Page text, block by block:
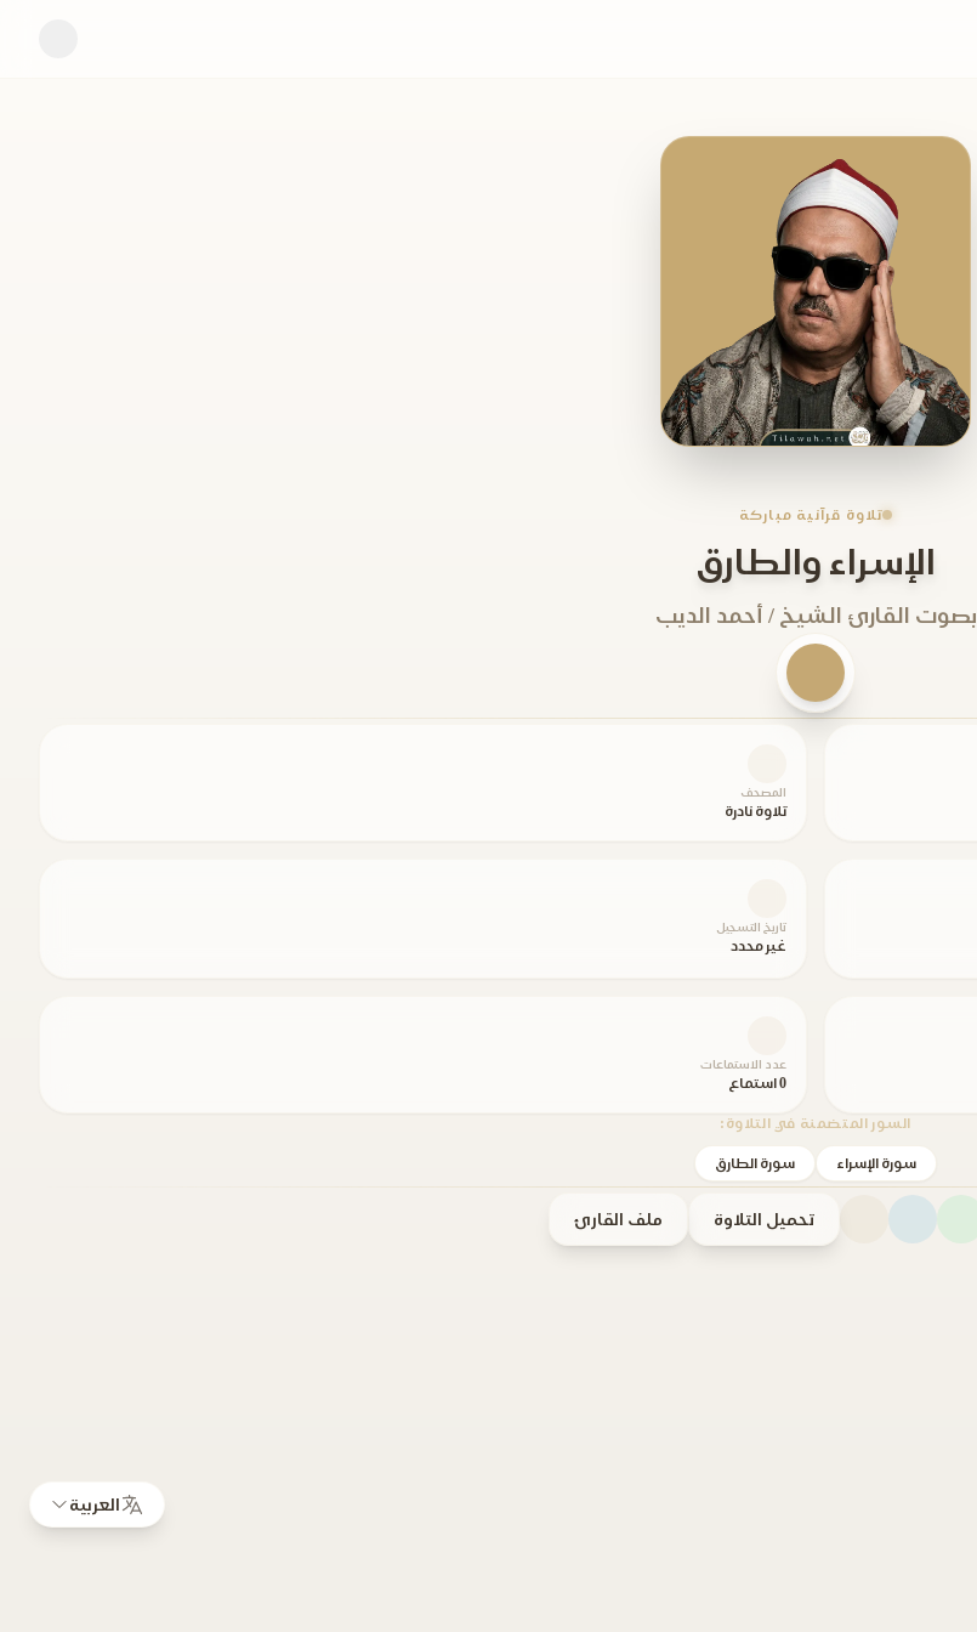
تلاوة قرآنية مباركة
الإسراء والطارق
بصوت القارئ الشيخ / أحمد الديب
المصحف
تلاوة نادرة
تاريخ التسجيل
غير محدد
عدد الاستماعات
0 استماع
السور المتضمنة في التلاوة:
سورة الإسراء سورة الطارق
تحميل التلاوة ملف القارئ
العربية